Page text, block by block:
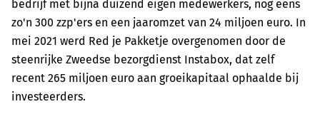
bedrijf met bijna duizend eigen medewerkers, nog eens
zo'n 300 zzp'ers en een jaaromzet van 24 miljoen euro. In
mei 2021 werd Red je Pakketje overgenomen door de
steenrijke Zweedse bezorgdienst Instabox, dat zelf
recent 265 miljoen euro aan groeikapitaal ophaalde bij
investeerders.